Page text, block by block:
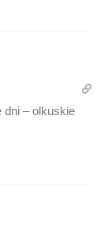
dni – olkuskie